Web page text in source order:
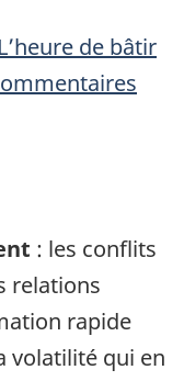
de bâtir
: les conflits
relations
rapide
volatilité qui en